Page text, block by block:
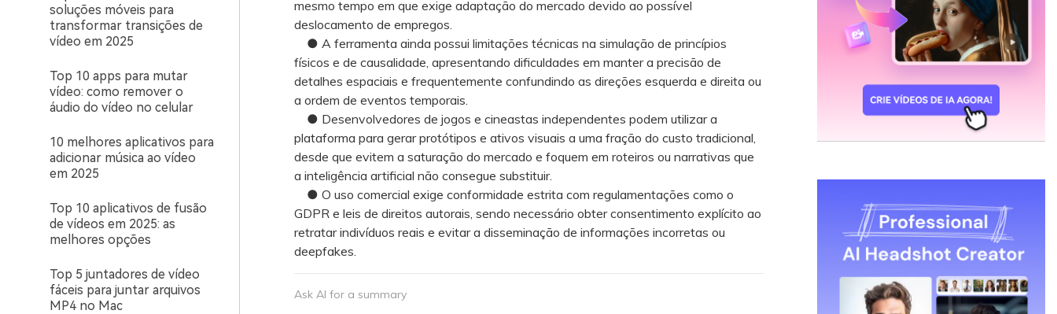
soluções móveis para
transformar transições de
vídeo em 2025
Top 10 apps para mutar
vídeo: como remover o
áudio do vídeo no celular
10 melhores aplicativos para
adicionar música ao vídeo
em 2025
Top 10 aplicativos de fusão
de vídeos em 2025: as
melhores opções
Top 5 juntadores de vídeo
fáceis para juntar arquivos
MP4 no Mac
mesmo tempo em que exige adaptação do mercado devido ao possível
deslocamento de empregos.
● A ferramenta ainda possui limitações técnicas na simulação de princípios
físicos e de causalidade, apresentando dificuldades em manter a precisão de
detalhes espaciais e frequentemente confundindo as direções esquerda e direita ou
a ordem de eventos temporais.
● Desenvolvedores de jogos e cineastas independentes podem utilizar a
plataforma para gerar protótipos e ativos visuais a uma fração do custo tradicional,
desde que evitem a saturação do mercado e foquem em roteiros ou narrativas que
a inteligência artificial não consegue substituir.
● O uso comercial exige conformidade estrita com regulamentações como o
GDPR e leis de direitos autorais, sendo necessário obter consentimento explícito ao
retratar indivíduos reais e evitar a disseminação de informações incorretas ou
deepfakes.
Ask AI for a summary